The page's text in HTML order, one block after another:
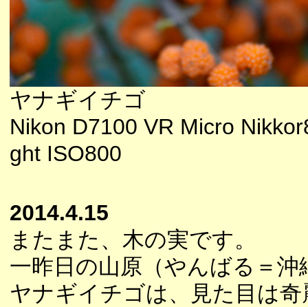
ヤナギイチゴ
Nikon D7100 VR Micro
ght ISO800
2014.4.15
またまた、木の実です。
一昨日の山原（やんばる＝
ヤナギイチゴは、見た目は